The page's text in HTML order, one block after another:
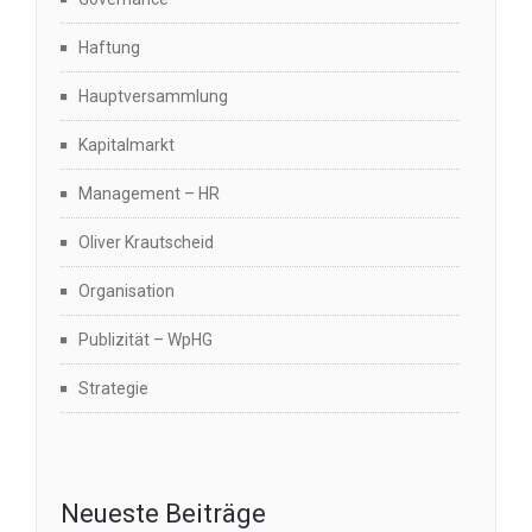
Haftung
Hauptversammlung
Kapitalmarkt
Management – HR
Oliver Krautscheid
Organisation
Publizität – WpHG
Strategie
Neueste Beiträge